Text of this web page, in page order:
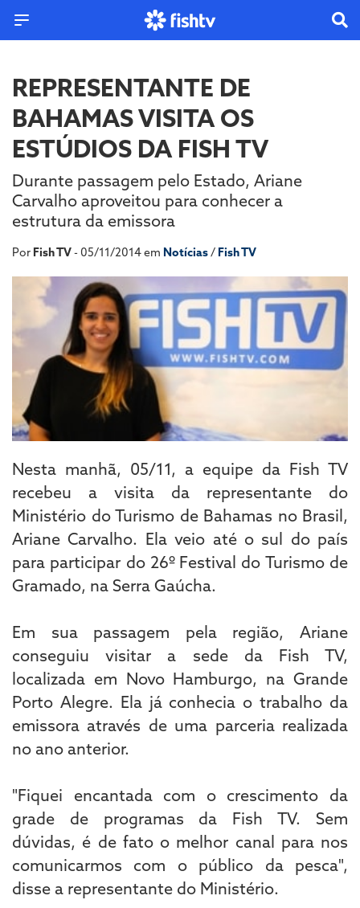
REPRESENTANTE DE
BAHAMAS VISITA OS
ESTÚDIOS DA FISH TV
Durante passagem pelo Estado, Ariane
Carvalho aproveitou para conhecer a
estrutura da emissora
Por Fish TV- 05/11/2014 em Notícias/ Fish TV
Nesta manhã, 05/11, a equipe da Fish TV
recebeu a visita da representante do
Ministério do Turismo de Bahamas no Brasil,
Ariane Carvalho. Ela veio até o sul do país
para participar do 26º Festival do Turismo de
Gramado, na Serra Gaúcha.
Em sua passagem pela região, Ariane
conseguiu visitar a sede da Fish TV,
localizada em Novo Hamburgo, na Grande
Porto Alegre. Ela já conhecia o trabalho da
emissora através de uma parceria realizada
no ano anterior.
"Fiquei encantada com o crescimento da
grade de programas da Fish TV. Sem
dúvidas, é de fato o melhor canal para nos
comunicarmos com o público da pesca",
disse a representante do Ministério.